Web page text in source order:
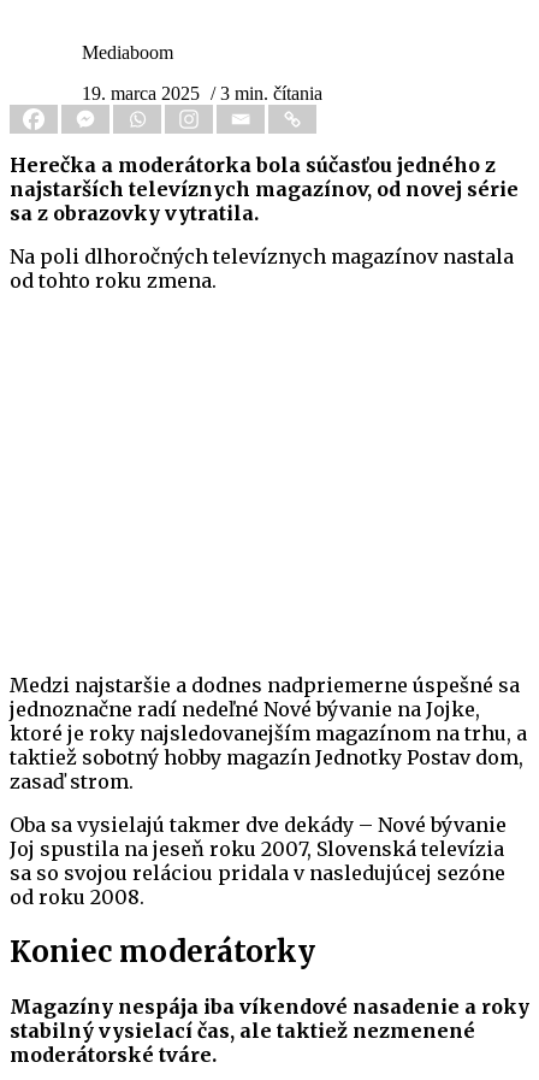
Mediaboom
19. marca 2025 / 3 min. čítania
Herečka a moderátorka bola súčasťou jedného z
najstarších televíznych magazínov, od novej série
sa z obrazovky vytratila.
Na poli dlhoročných televíznych magazínov nastala
od tohto roku zmena.
Medzi najstaršie a dodnes nadpriemerne úspešné sa
jednoznačne radí nedeľné Nové bývanie na Jojke,
ktoré je roky najsledovanejším magazínom na trhu, a
taktiež sobotný hobby magazín Jednotky Postav dom,
zasaď strom.
Oba sa vysielajú takmer dve dekády – Nové bývanie
Joj spustila na jeseň roku 2007, Slovenská televízia
sa so svojou reláciou pridala v nasledujúcej sezóne
od roku 2008.
Koniec moderátorky
Magazíny nespája iba víkendové nasadenie a roky
stabilný vysielací čas, ale taktiež nezmenené
moderátorské tváre.